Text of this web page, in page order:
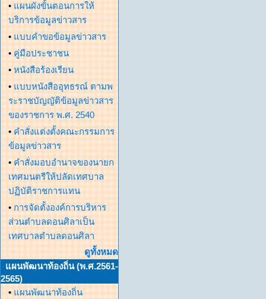
• แผนผังขั้นตอนการให้
บริการข้อมูลข่าวสาร
• แบบคำขอข้อมูลข่าวสาร
• คู่มือประชาชน
• หนังสือร้องเรียน
• แบบหนังสืออุทธรณ์ ตามพ
ระราชบัญญัติข้อมูลข่าวสาร
ของราชการ พ.ศ. 2540
• คำสั่งแต่งตั้งคณะกรรมการ
ข้อมูลข่าวสาร
• คำสั่งมอบอำนาจของนายก
เทศมนตรีให้ปลัดเทศบาล
ปฏิบัติราชการแทน
• การจัดตั้งองค์การบริหาร
ส่วนตำบลดอนศิลาเป็น
เทศบาลตำบลดอนศิลา
ดูทั้งหมด
แผนพัฒนาท้องถิ่น (พ.ศ.2561-
2565)
• แผนพัฒนาท้องถิ่น